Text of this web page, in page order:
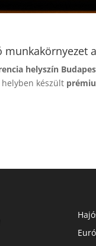
munkakörnyezet
helyszín
helyben készült